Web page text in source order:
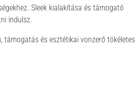
Sleek kialakítása és támogató
indulsz.
támogatás és esztétikai vonzerő tökéletes